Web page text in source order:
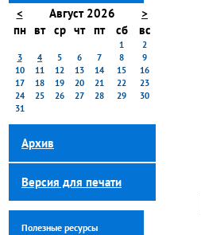
< Август 2026
>
пн вт ср чт пт сб вс
1
2
3
4 5 6 7 8
9
10
11 12 13 14 15
16
17
18 19 20 21 22
23
24
25 26 27 28 29
30
31
Архив
Версия для печати
Полезные ресурсы